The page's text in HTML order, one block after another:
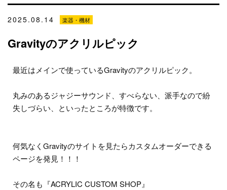
2025.08.14 楽器・機材
Gravityのアクリルピック
最近はメインで使っているGravityのアクリルピック。
丸みのあるジャジーサウンド、すべらない、派手なので紛
失しづらい、といったところが特徴です。
何気なくGravityのサイトを見たらカスタムオーダーできる
ページを発見！！！
その名も『ACRYLIC CUSTOM SHOP』